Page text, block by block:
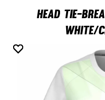
Head Tie-
White/